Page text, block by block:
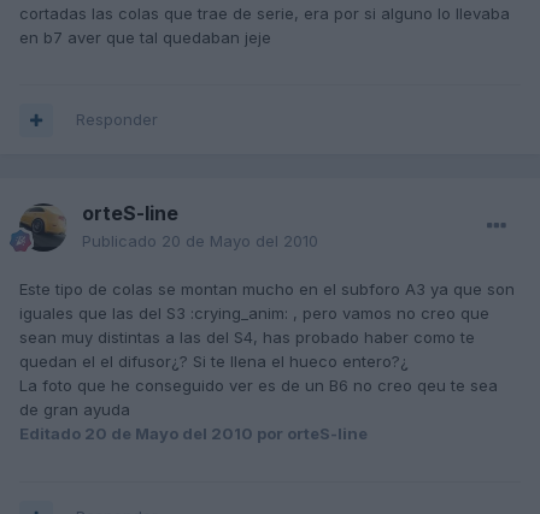
cortadas las colas que trae de serie, era por si alguno lo llevaba
en b7 aver que tal quedaban jeje
Responder
orteS-line
Publicado 20 de Mayo del 2010
Este tipo de colas se montan mucho en el subforo A3 ya que son
iguales que las del S3 :crying_anim: , pero vamos no creo que
sean muy distintas a las del S4, has probado haber como te
quedan el el difusor¿? Si te llena el hueco entero?¿
La foto que he conseguido ver es de un B6 no creo qeu te sea
de gran ayuda
Editado 20 de Mayo del 2010 por orteS-line